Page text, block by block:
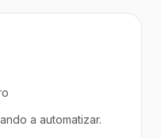
a automatizar.